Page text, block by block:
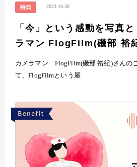
特典 2023.10.30
「今」という感動を写真
ラマン FlogFilm(磯部 裕
カメラマン FlogFilm(磯部 裕紀)さんの
て、FlogFilmという屋